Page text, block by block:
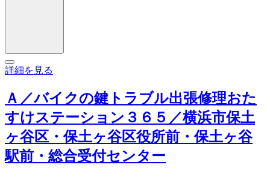
詳細を見る
Ａ／バイクの鍵トラブル出張修理おた
すけステーション３６５／横浜市保土
ヶ谷区・保土ヶ谷区役所前・保土ヶ谷
駅前・総合受付センター